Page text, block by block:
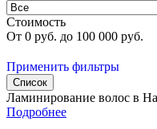
Стоимость
От 0 руб. до 100 000 руб.
Применить фильтры
Список
Ламинирование волос в
Подробнее